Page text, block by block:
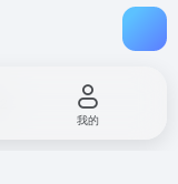
我的